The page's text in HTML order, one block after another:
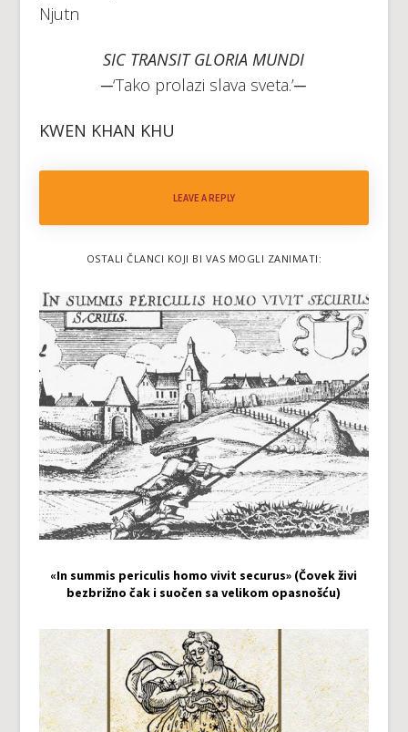
Njutn
SIC TRANSIT GLORIA MUNDI
─‘Tako prolazi slava sveta.’─
KWEN KHAN KHU
LEAVE A REPLY
OSTALI ČLANCI KOJI BI VAS MOGLI ZANIMATI:
«In summis periculis homo vivit securus» (Čovek živi
bezbrižno čak i suočen sa velikom opasnošću)